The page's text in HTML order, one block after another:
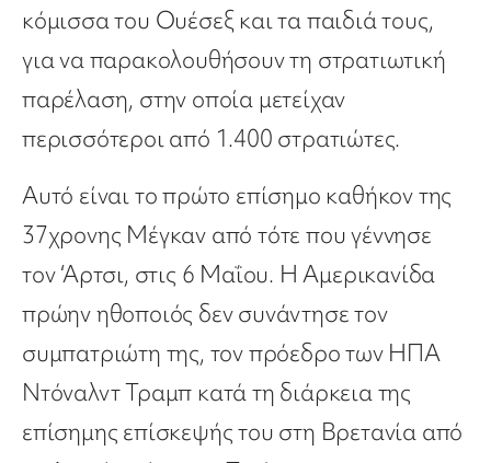
κόμισσα του Ουέσεξ και τα παιδιά τους,
για να παρακολουθήσουν τη στρατιωτική
παρέλαση, στην οποία μετείχαν
περισσότεροι από 1.400 στρατιώτες.
Αυτό είναι το πρώτο επίσημο καθήκον της
37χρονης Μέγκαν από τότε που γέννησε
τον ‘Αρτσι, στις 6 Μαΐου. Η Αμερικανίδα
πρώην ηθοποιός δεν συνάντησε τον
συμπατριώτη της, τον πρόεδρο των ΗΠΑ
Ντόναλντ Τραμπ κατά τη διάρκεια της
επίσημης επίσκεψής του στη Βρετανία από